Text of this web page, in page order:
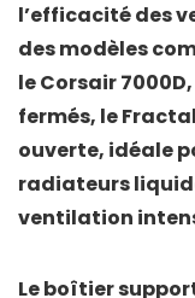
l’efficacité des
des modèles
leCorsair 7000D
fermés, le
ouverte, idéale
radiateurs
ventilation
Le boîtier